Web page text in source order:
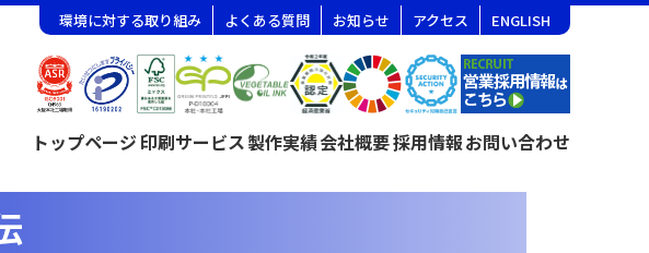
環境に対する取り組み よくある質問 お知らせ アクセス
ENGLISH
トップページ印刷サービス製作実績会社概要採用情報お問い合わせ